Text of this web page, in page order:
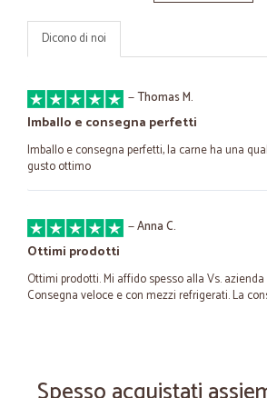
Dicono di noi
—Thomas M.
Imballo e consegna perfetti
Imballo e consegna perfetti, la carne ha una
gusto ottimo
—Anna C.
Ottimi prodotti
Ottimi prodotti. Mi affido spesso alla Vs.
Consegna veloce e con mezzi refrigerati. La
Ho effettuato la spesa presso Cicalia…